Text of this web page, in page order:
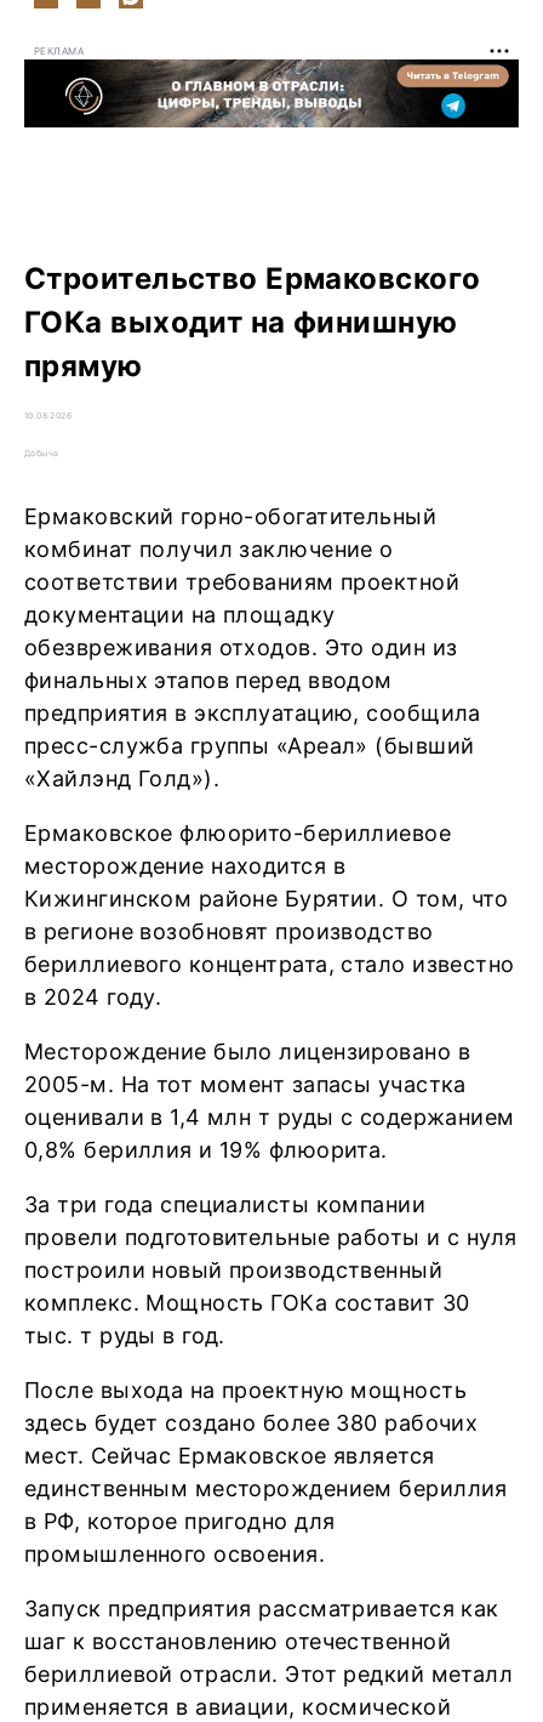
РЕКЛАМА
Строительство Ермаковского
ГОКа выходит на финишную
прямую
10.08.2026
Добыча
Ермаковский горно-обогатительный
комбинат получил заключение о
соответствии требованиям проектной
документации на площадку
обезвреживания отходов. Это один из
финальных этапов перед вводом
предприятия в эксплуатацию, сообщила
пресс-служба группы «Ареал» (бывший
«Хайлэнд Голд»).
Ермаковское флюорито-бериллиевое
месторождение находится в
Кижингинском районе Бурятии. О том, что
в регионе возобновят производство
бериллиевого концентрата, стало известно
в 2024 году.
Месторождение было лицензировано в
2005-м. На тот момент запасы участка
оценивали в 1,4 млн т руды с содержанием
0,8% бериллия и 19% флюорита.
За три года специалисты компании
провели подготовительные работы и с нуля
построили новый производственный
комплекс. Мощность ГОКа составит 30
тыс. т руды в год.
После выхода на проектную мощность
здесь будет создано более 380 рабочих
мест. Сейчас Ермаковское является
единственным месторождением бериллия
в РФ, которое пригодно для
промышленного освоения.
Запуск предприятия рассматривается как
шаг к восстановлению отечественной
бериллиевой отрасли. Этот редкий металл
применяется в авиации, космической